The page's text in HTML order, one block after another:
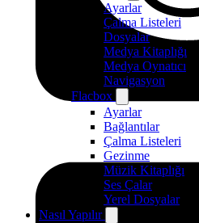
Ayarlar
Çalma Listeleri
Dosyalar
Medya Kitaplığı
Medya Oynatıcı
Navigasyon
Flacbox
Ayarlar
Bağlantılar
Çalma Listeleri
Gezinme
Müzik Kitaplığı
Ses Çalar
Yerel Dosyalar
Nasıl Yapılır